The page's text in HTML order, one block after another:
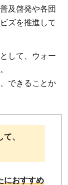
及啓発や各団
ズを推進して
して、ウォー
できることか
、
におすすめ